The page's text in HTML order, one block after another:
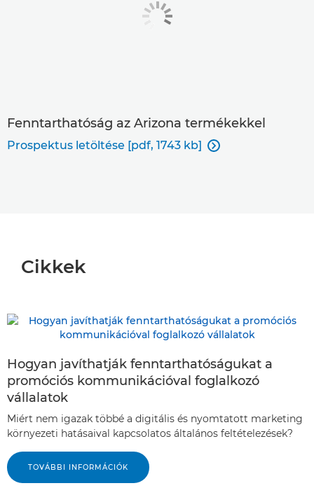
Fenntarthatóság az Arizona termékekkel
Prospektus letöltése [pdf, 1743 kb] 
Cikkek
Hogyan javíthatják fenntarthatóságukat a
promóciós kommunikációval foglalkozó
vállalatok
Miért nem igazak többé a digitális és nyomtatott marketing
környezeti hatásaival kapcsolatos általános feltételezések?
TOVÁBBI INFORMÁCIÓK